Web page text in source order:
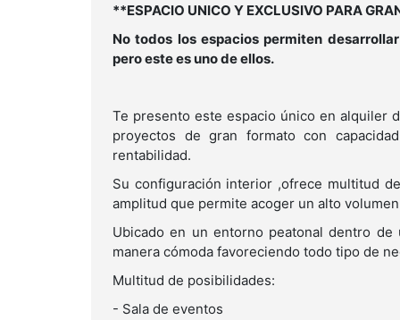
**ESPACIO UNICO Y EXCLUSIVO PARA
No todos los espacios permiten
pero este es uno de ellos.
Te presento este espacio único en alquiler
proyectos de gran formato con
rentabilidad.
Su configuración interior ,ofrece multitud
amplitud que permite acoger un alto
Ubicado en un entorno peatonal dentro
manera cómoda favoreciendo todo tipo de
Multitud de posibilidades:
- Sala de eventos